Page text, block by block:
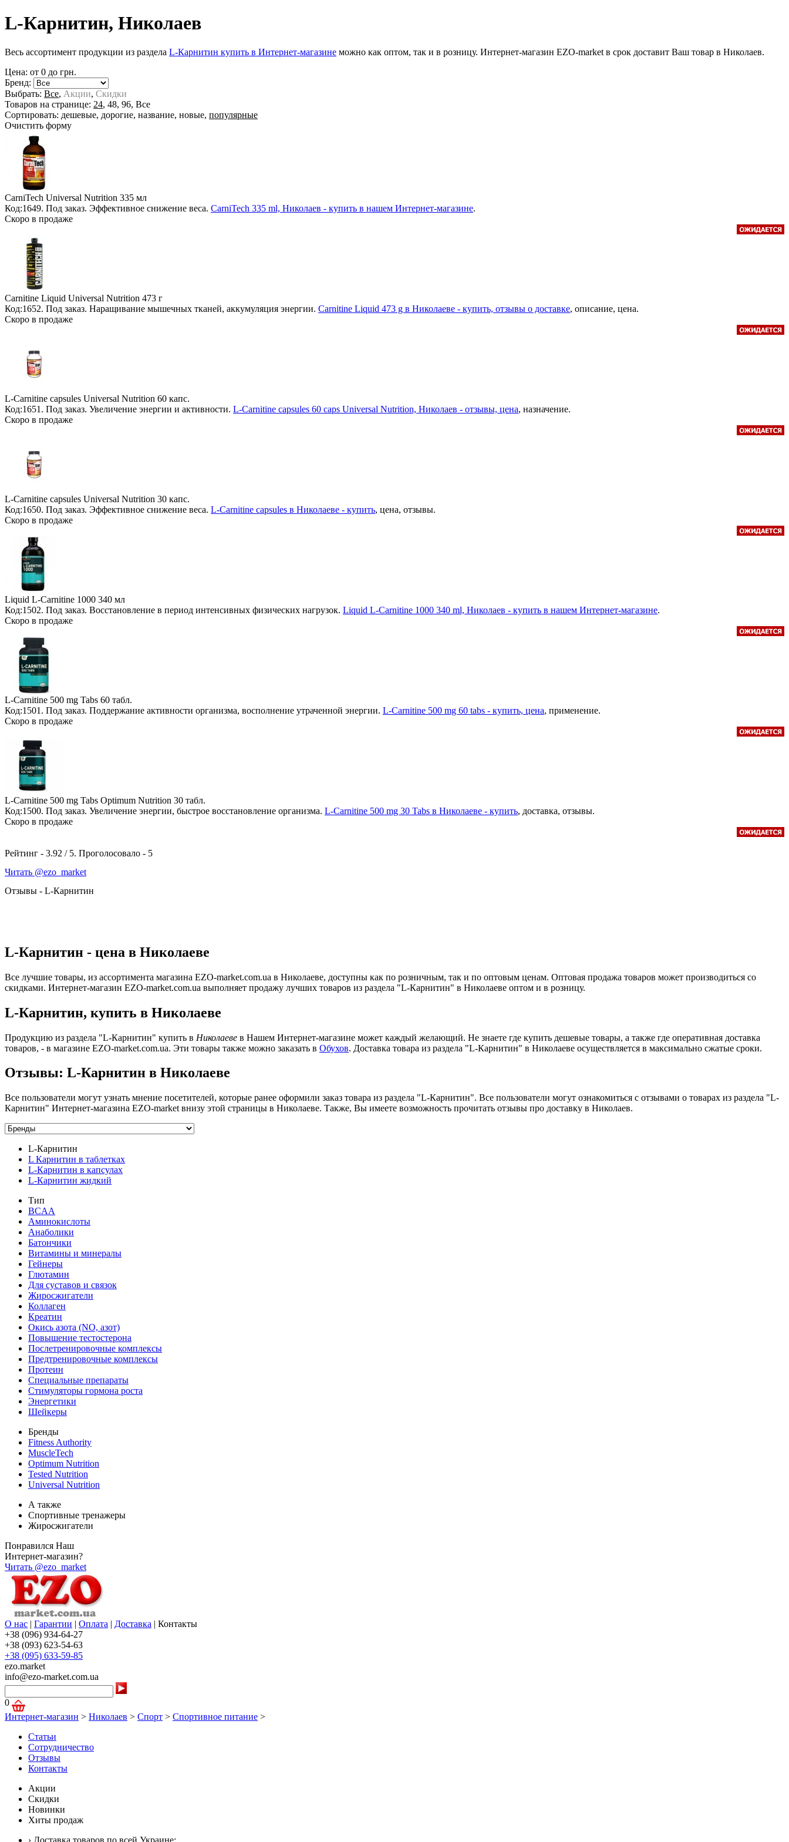
L-Карнитин, Николаев
Весь ассортимент продукции из раздела L-Карнитин купить в Интернет-магазине можно как оптом, так и в розницу. Интернет-магазин EZO-market в срок доставит Ваш товар в Николаев.
Цена: от 0 до грн.
Бренд:
Выбрать: Все, Акции, Скидки
Товаров на странице: 24, 48, 96, Все
Сортировать: дешевые, дорогие, название, новые, популярные
Очистить форму
CarniTech Universal Nutrition 335 мл
Код:1649. Под заказ. Эффективное снижение веса. CarniTech 335 ml, Николаев - купить в нашем Интернет-магазине.
Скоро в продаже
Carnitine Liquid Universal Nutrition 473 г
Код:1652. Под заказ. Наращивание мышечных тканей, аккумуляция энергии. Carnitine Liquid 473 g в Николаеве - купить, отзывы о доставке, описание, цена.
Скоро в продаже
L-Carnitine capsules Universal Nutrition 60 капс.
Код:1651. Под заказ. Увеличение энергии и активности. L-Carnitine capsules 60 caps Universal Nutrition, Николаев - отзывы, цена, назначение.
Скоро в продаже
L-Carnitine capsules Universal Nutrition 30 капс.
Код:1650. Под заказ. Эффективное снижение веса. L-Carnitine capsules в Николаеве - купить, цена, отзывы.
Скоро в продаже
Liquid L-Carnitine 1000 340 мл
Код:1502. Под заказ. Восстановление в период интенсивных физических нагрузок. Liquid L-Carnitine 1000 340 ml, Николаев - купить в нашем Интернет-магазине.
Скоро в продаже
L-Carnitine 500 mg Tabs 60 табл.
Код:1501. Под заказ. Поддержание активности организма, восполнение утраченной энергии. L-Carnitine 500 mg 60 tabs - купить, цена, применение.
Скоро в продаже
L-Carnitine 500 mg Tabs Optimum Nutrition 30 табл.
Код:1500. Под заказ. Увеличение энергии, быстрое восстановление организма. L-Carnitine 500 mg 30 Tabs в Николаеве - купить, доставка, отзывы.
Скоро в продаже
Рейтинг - 3.92 / 5. Проголосовало - 5
Читать @ezo_market
Отзывы - L-Карнитин
L-Карнитин - цена в Николаеве
Все лучшие товары, из ассортимента магазина EZO-market.com.ua в Николаеве, доступны как по розничным, так и по оптовым ценам. Оптовая продажа товаров может производиться со
скидками. Интернет-магазин EZO-market.com.ua выполняет продажу лучших товаров из раздела "L-Карнитин" в Николаеве оптом и в розницу.
L-Карнитин, купить в Николаеве
Продукцию из раздела "L-Карнитин" купить в Николаеве в Нашем Интернет-магазине может каждый желающий. Не знаете где купить дешевые товары, а также где оперативная доставка
товаров, - в магазине EZO-market.com.ua. Эти товары также можно заказать в Обухов. Доставка товара из раздела "L-Карнитин" в Николаеве осуществляется в максимально сжатые сроки.
Отзывы: L-Карнитин в Николаеве
Все пользователи могут узнать мнение посетителей, которые ранее оформили заказ товара из раздела "L-Карнитин". Все пользователи могут ознакомиться с отзывами о товарах из раздела "L-
Карнитин" Интернет-магазина EZO-market внизу этой страницы в Николаеве. Также, Вы имеете возможность прочитать отзывы про доставку в Николаев.
L-Карнитин
L Карнитин в таблетках
L-Карнитин в капсулах
L-Карнитин жидкий
Тип
BCAA
Аминокислоты
Анаболики
Батончики
Витамины и минералы
Гейнеры
Глютамин
Для суставов и связок
Жиросжигатели
Коллаген
Креатин
Окись азота (NO, азот)
Повышение тестостерона
Послетренировочные комплексы
Предтренировочные комплексы
Протеин
Специальные препараты
Стимуляторы гормона роста
Энергетики
Шейкеры
Бренды
Fitness Authority
MuscleTech
Optimum Nutrition
Tested Nutrition
Universal Nutrition
А также
Спортивные тренажеры
Жиросжигатели
Понравился Наш
Интернет-магазин?
Читать @ezo_market
О нас | Гарантии | Оплата | Доставка | Контакты
+38 (096) 934-64-27
+38 (093) 623-54-63
+38 (095) 633-59-85
ezo.market
info@ezo-market.com.ua
0
Интернет-магазин > Николаев > Спорт > Спортивное питание >
Статьи
Сотрудничество
Отзывы
Контакты
Акции
Скидки
Новинки
Хиты продаж